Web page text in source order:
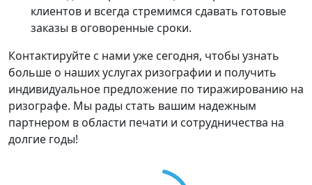
клиентов и всегда стремимся сдавать готовые
заказы в оговоренные сроки.
Контактируйте с нами уже сегодня, чтобы узнать
больше о наших услугах ризографии и получить
индивидуальное предложение по тиражированию на
ризографе. Мы рады стать вашим надежным
партнером в области печати и сотрудничества на
долгие годы!